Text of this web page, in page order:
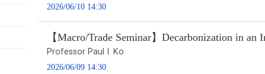
2026/06/10 14:30
【Macro/Trade Seminar】Decarbonization in
Professor Paul I. Ko
2026/06/09 14:30